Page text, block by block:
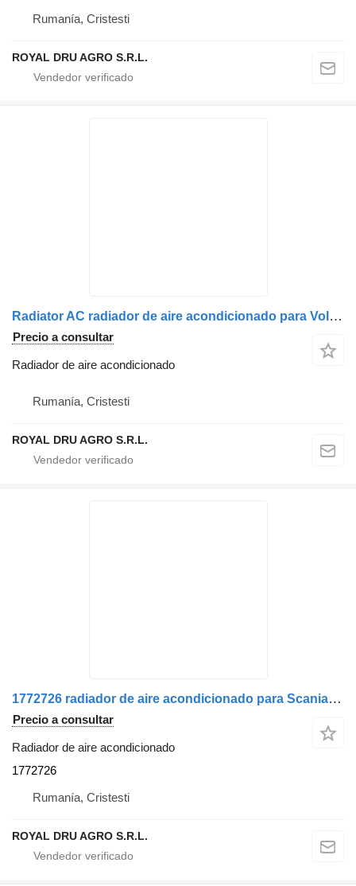
Rumanía, Cristesti
ROYAL DRU AGRO S.R.L.
Radiator AC radiador de aire acondicionado para Volvo 20809759/7420809759 camión
Precio a consultar
Radiador de aire acondicionado
Rumanía, Cristesti
ROYAL DRU AGRO S.R.L.
1772726 radiador de aire acondicionado para Scania camión
Precio a consultar
Radiador de aire acondicionado
1772726
Rumanía, Cristesti
ROYAL DRU AGRO S.R.L.